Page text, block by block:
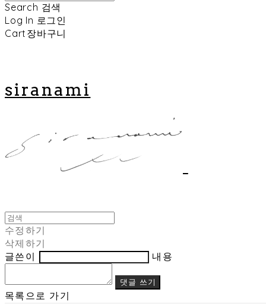
Search 검색
Log In 로그인
Cart 장바구니
siranami
수정하기
삭제하기
글쓴이
내용
댓글 쓰기
목록으로 가기